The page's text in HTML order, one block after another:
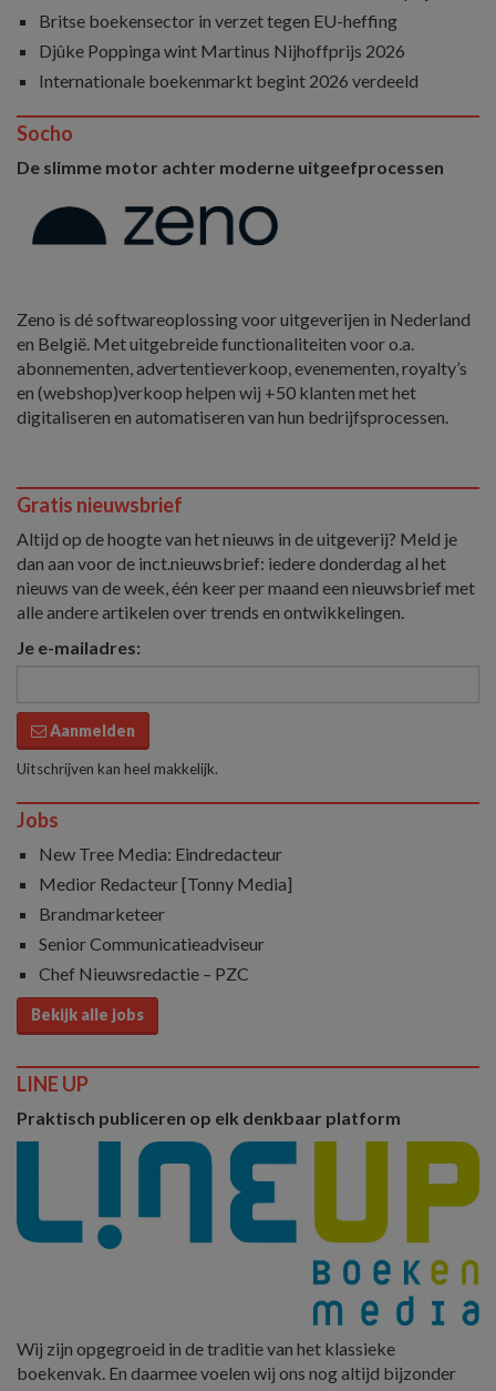
Britse boekensector in verzet tegen EU-heffing
Djûke Poppinga wint Martinus Nijhoffprijs 2026
Internationale boekenmarkt begint 2026 verdeeld
Socho
De slimme motor achter moderne uitgeefprocessen
Zeno is dé softwareoplossing voor uitgeverijen in Nederland
en België. Met uitgebreide functionaliteiten voor o.a.
abonnementen, advertentieverkoop, evenementen, royalty’s
en (webshop)verkoop helpen wij +50 klanten met het
digitaliseren en automatiseren van hun bedrijfsprocessen.
Gratis nieuwsbrief
Altijd op de hoogte van het nieuws in de uitgeverij? Meld je
dan aan voor de inct.nieuwsbrief: iedere donderdag al het
nieuws van de week, één keer per maand een nieuwsbrief met
alle andere artikelen over trends en ontwikkelingen.
Je e-mailadres:
Aanmelden
Uitschrijven kan heel makkelijk.
Jobs
New Tree Media: Eindredacteur
Medior Redacteur [Tonny Media]
Brandmarketeer
Senior Communicatieadviseur
Chef Nieuwsredactie – PZC
Bekijk alle jobs
LINE UP
Praktisch publiceren op elk denkbaar platform
Wij zijn opgegroeid in de traditie van het klassieke
boekenvak. En daarmee voelen wij ons nog altijd bijzonder